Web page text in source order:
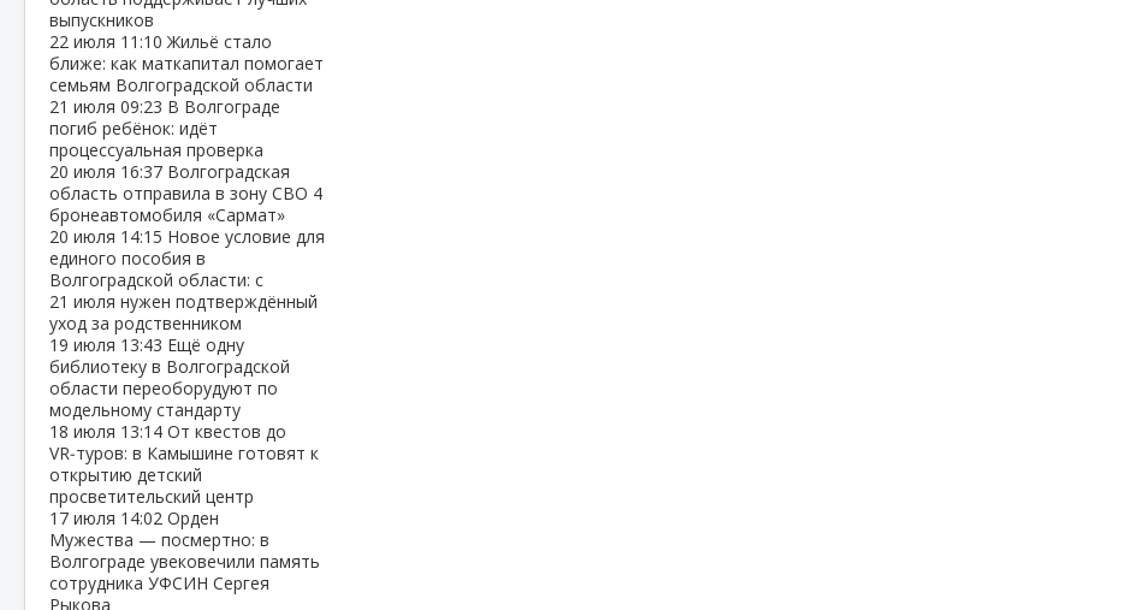
выпускников
22 июля 11:10Жильё стало
ближе: как маткапитал помогает
семьям Волгоградской области
21 июля 09:23 В Волгограде
погиб ребёнок: идёт
процессуальная проверка
20 июля 16:37 Волгоградская
область отправила в зону СВО 4
бронеавтомобиля «Сармат»
20 июля 14:15 Новое условие для
единого пособия в
Волгоградской области: с
21 июля нужен подтверждённый
уход за родственником
19 июля 13:43 Ещё одну
библиотеку в Волгоградской
области переоборудуют по
модельному стандарту
18 июля 13:14 От квестов до
VR‑туров: в Камышине готовят к
открытию детский
просветительский центр
17 июля 14:02 Орден
Мужества — посмертно: в
Волгограде увековечили память
сотрудника УФСИН Сергея
Рыкова